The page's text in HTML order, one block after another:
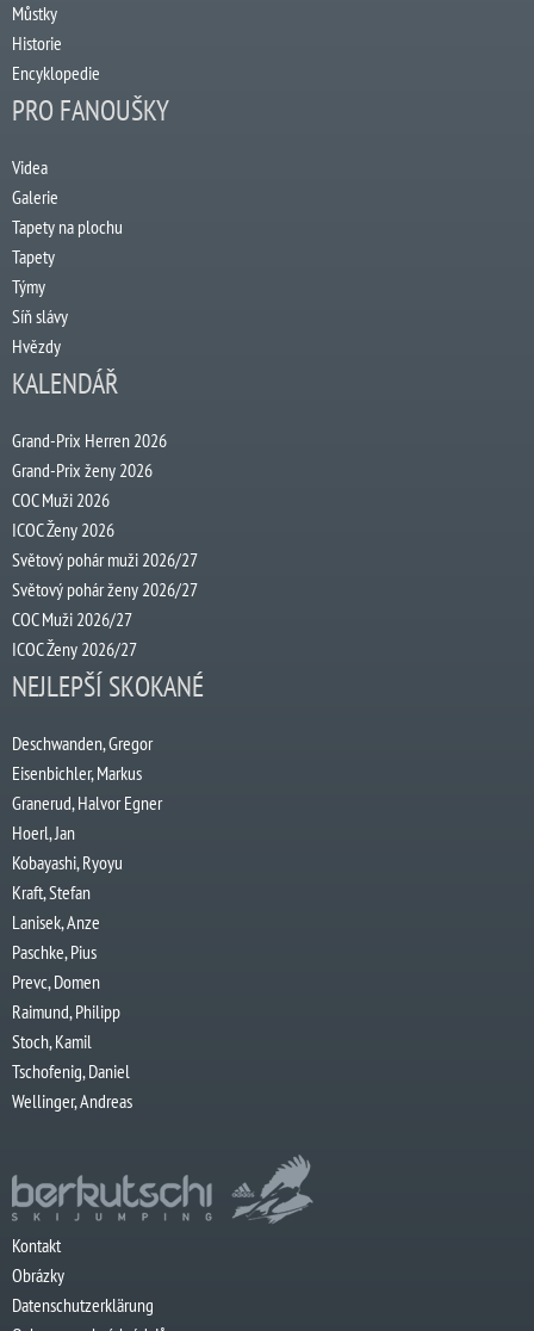
Můstky
Historie
Encyklopedie
PRO FANOUŠKY
Videa
Galerie
Tapety na plochu
Tapety
Týmy
Síň slávy
Hvězdy
KALENDÁŘ
Grand-Prix Herren 2026
Grand-Prix ženy 2026
COC Muži 2026
ICOC Ženy 2026
Světový pohár muži 2026/27
Světový pohár ženy 2026/27
COC Muži 2026/27
ICOC Ženy 2026/27
NEJLEPŠÍ SKOKANÉ
Deschwanden, Gregor
Eisenbichler, Markus
Granerud, Halvor Egner
Hoerl, Jan
Kobayashi, Ryoyu
Kraft, Stefan
Lanisek, Anze
Paschke, Pius
Prevc, Domen
Raimund, Philipp
Stoch, Kamil
Tschofenig, Daniel
Wellinger, Andreas
Kontakt
Obrázky
Datenschutzerklärung